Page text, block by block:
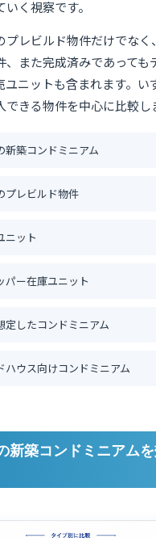
く視察です。
プレビルド物件だけでなく
、また完成済みであっても
ユニットも含まれます。い
きる物件を中心に比較し
新築コンドミニアム
プレビルド物件
ニット
パー在庫ユニット
定したコンドミニアム
ハウス向けコンドミニアム
新築コンドミニアムを